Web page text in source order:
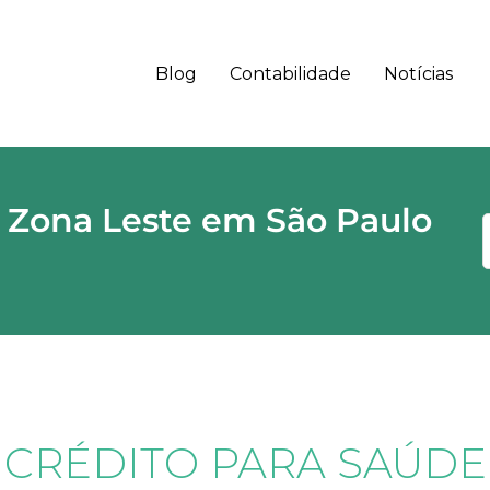
Blog Contabilidade Notícias
Leste em São Paulo
CRÉDITO PARA SAÚDE